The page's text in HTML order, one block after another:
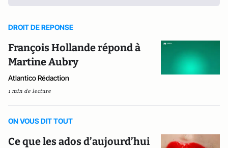
DROIT DE REPONSE
François Hollande répond à
Martine Aubry
Atlantico Rédaction
1 min de lecture
ON VOUS DIT TOUT
Ce que les ados d’aujourd’hui